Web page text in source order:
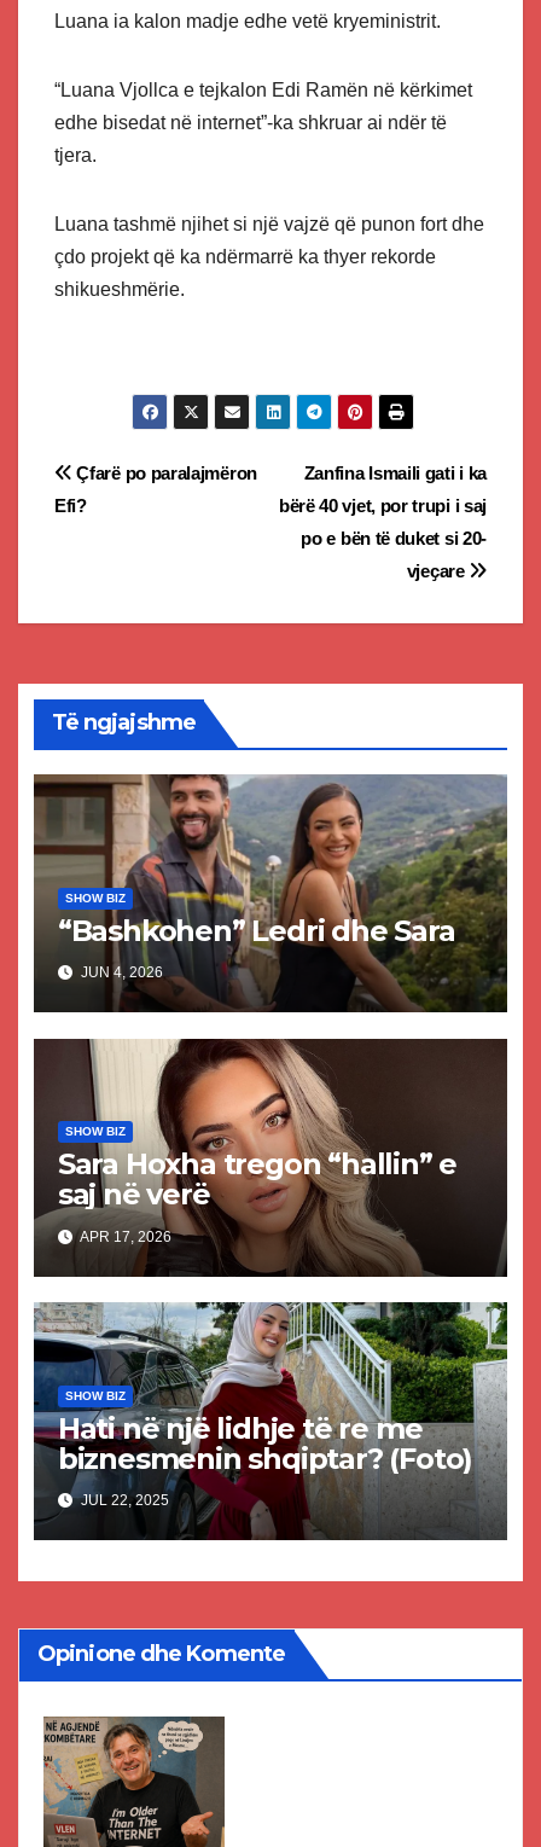
Luana ia kalon madje edhe vetë kryeministrit.
“Luana Vjollca e tejkalon Edi Ramën në kërkimet
edhe bisedat në internet”-ka shkruar ai ndër të
tjera.
Luana tashmë njihet si një vajzë që punon fort dhe
çdo projekt që ka ndërmarrë ka thyer rekorde
shikueshmërie.
Post
Zanfina Ismaili gati i ka
bërë 40 vjet, por trupi i saj
po e bën të duket si 20-
vjeҫare
Çfarë po paralajmëron
Efi?
Të ngjajshme
SHOW BIZ
“Bashkohen” Ledri dhe Sara
JUN 4, 2026
SHOW BIZ
Sara Hoxha tregon “hallin” e
saj në verë
APR 17, 2026
SHOW BIZ
Hati në një lidhje të re me
biznesmenin shqiptar? (Foto)
JUL 22, 2025
Opinione dhe Komente